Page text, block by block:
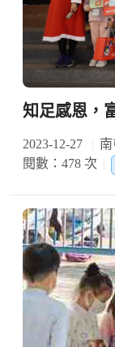
知足感恩，
2023-12-27
閱數：478 次